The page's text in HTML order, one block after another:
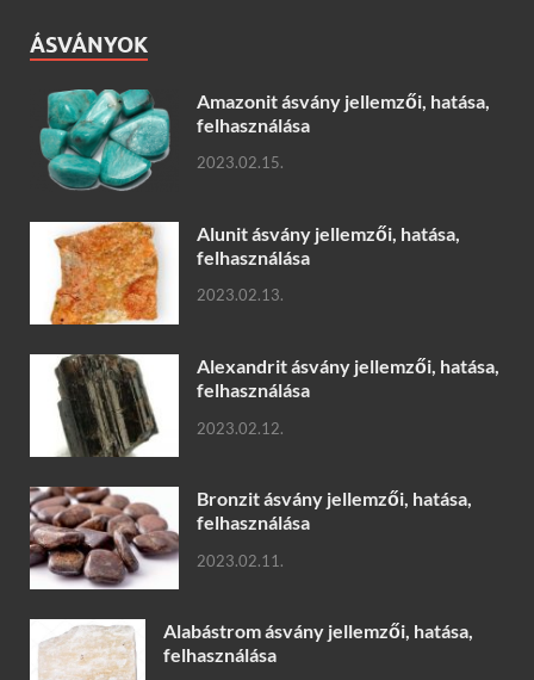
ÁSVÁNYOK
Amazonit ásvány jellemzői, hatása,
felhasználása
2023.02.15.
Alunit ásvány jellemzői, hatása,
felhasználása
2023.02.13.
Alexandrit ásvány jellemzői, hatása,
felhasználása
2023.02.12.
Bronzit ásvány jellemzői, hatása,
felhasználása
2023.02.11.
Alabástrom ásvány jellemzői, hatása,
felhasználása